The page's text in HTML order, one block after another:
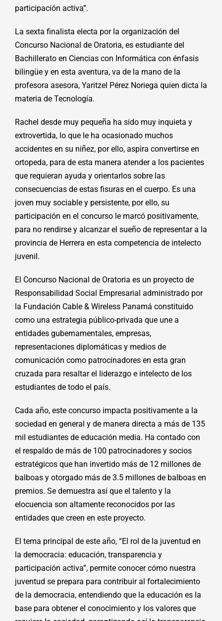
participación activa”.
La sexta finalista electa por la organización del
Concurso Nacional de Oratoria, es estudiante del
Bachillerato en Ciencias con Informática con énfasis
bilingüe y en esta aventura, va de la mano de la
profesora asesora, Yaritzel Pérez Noriega quien dicta la
materia de Tecnología.
Rachel desde muy pequeña ha sido muy inquieta y
extrovertida, lo que le ha ocasionado muchos
accidentes en su niñez, por ello, aspira convertirse en
ortopeda, para de esta manera atender a los pacientes
que requieran ayuda y orientarlos sobre las
consecuencias de estas fisuras en el cuerpo. Es una
joven muy sociable y persistente, por ello, su
participación en el concurso le marcó positivamente,
para no rendirse y alcanzar el sueño de representar a la
provincia de Herrera en esta competencia de intelecto
juvenil.
El Concurso Nacional de Oratoria es un proyecto de
Responsabilidad Social Empresarial administrado por
la Fundación Cable & Wireless Panamá constituido
como una estrategia público-privada que une a
entidades gubernamentales, empresas,
representaciones diplomáticas y medios de
comunicación como patrocinadores en esta gran
cruzada para resaltar el liderazgo e intelecto de los
estudiantes de todo el país.
Cada año, este concurso impacta positivamente a la
sociedad en general y de manera directa a más de 135
mil estudiantes de educación media. Ha contado con
el respaldo de más de 100 patrocinadores y socios
estratégicos que han invertido más de 12 millones de
balboas y otorgado más de 3.5 millones de balboas en
premios. Se demuestra así que el talento y la
elocuencia son altamente reconocidos por las
entidades que creen en este proyecto.
El tema principal de este año, “El rol de la juventud en
la democracia: educación, transparencia y
participación activa”, permite conocer cómo nuestra
juventud se prepara para contribuir al fortalecimiento
de la democracia, entendiendo que la educación es la
base para obtener el conocimiento y los valores que